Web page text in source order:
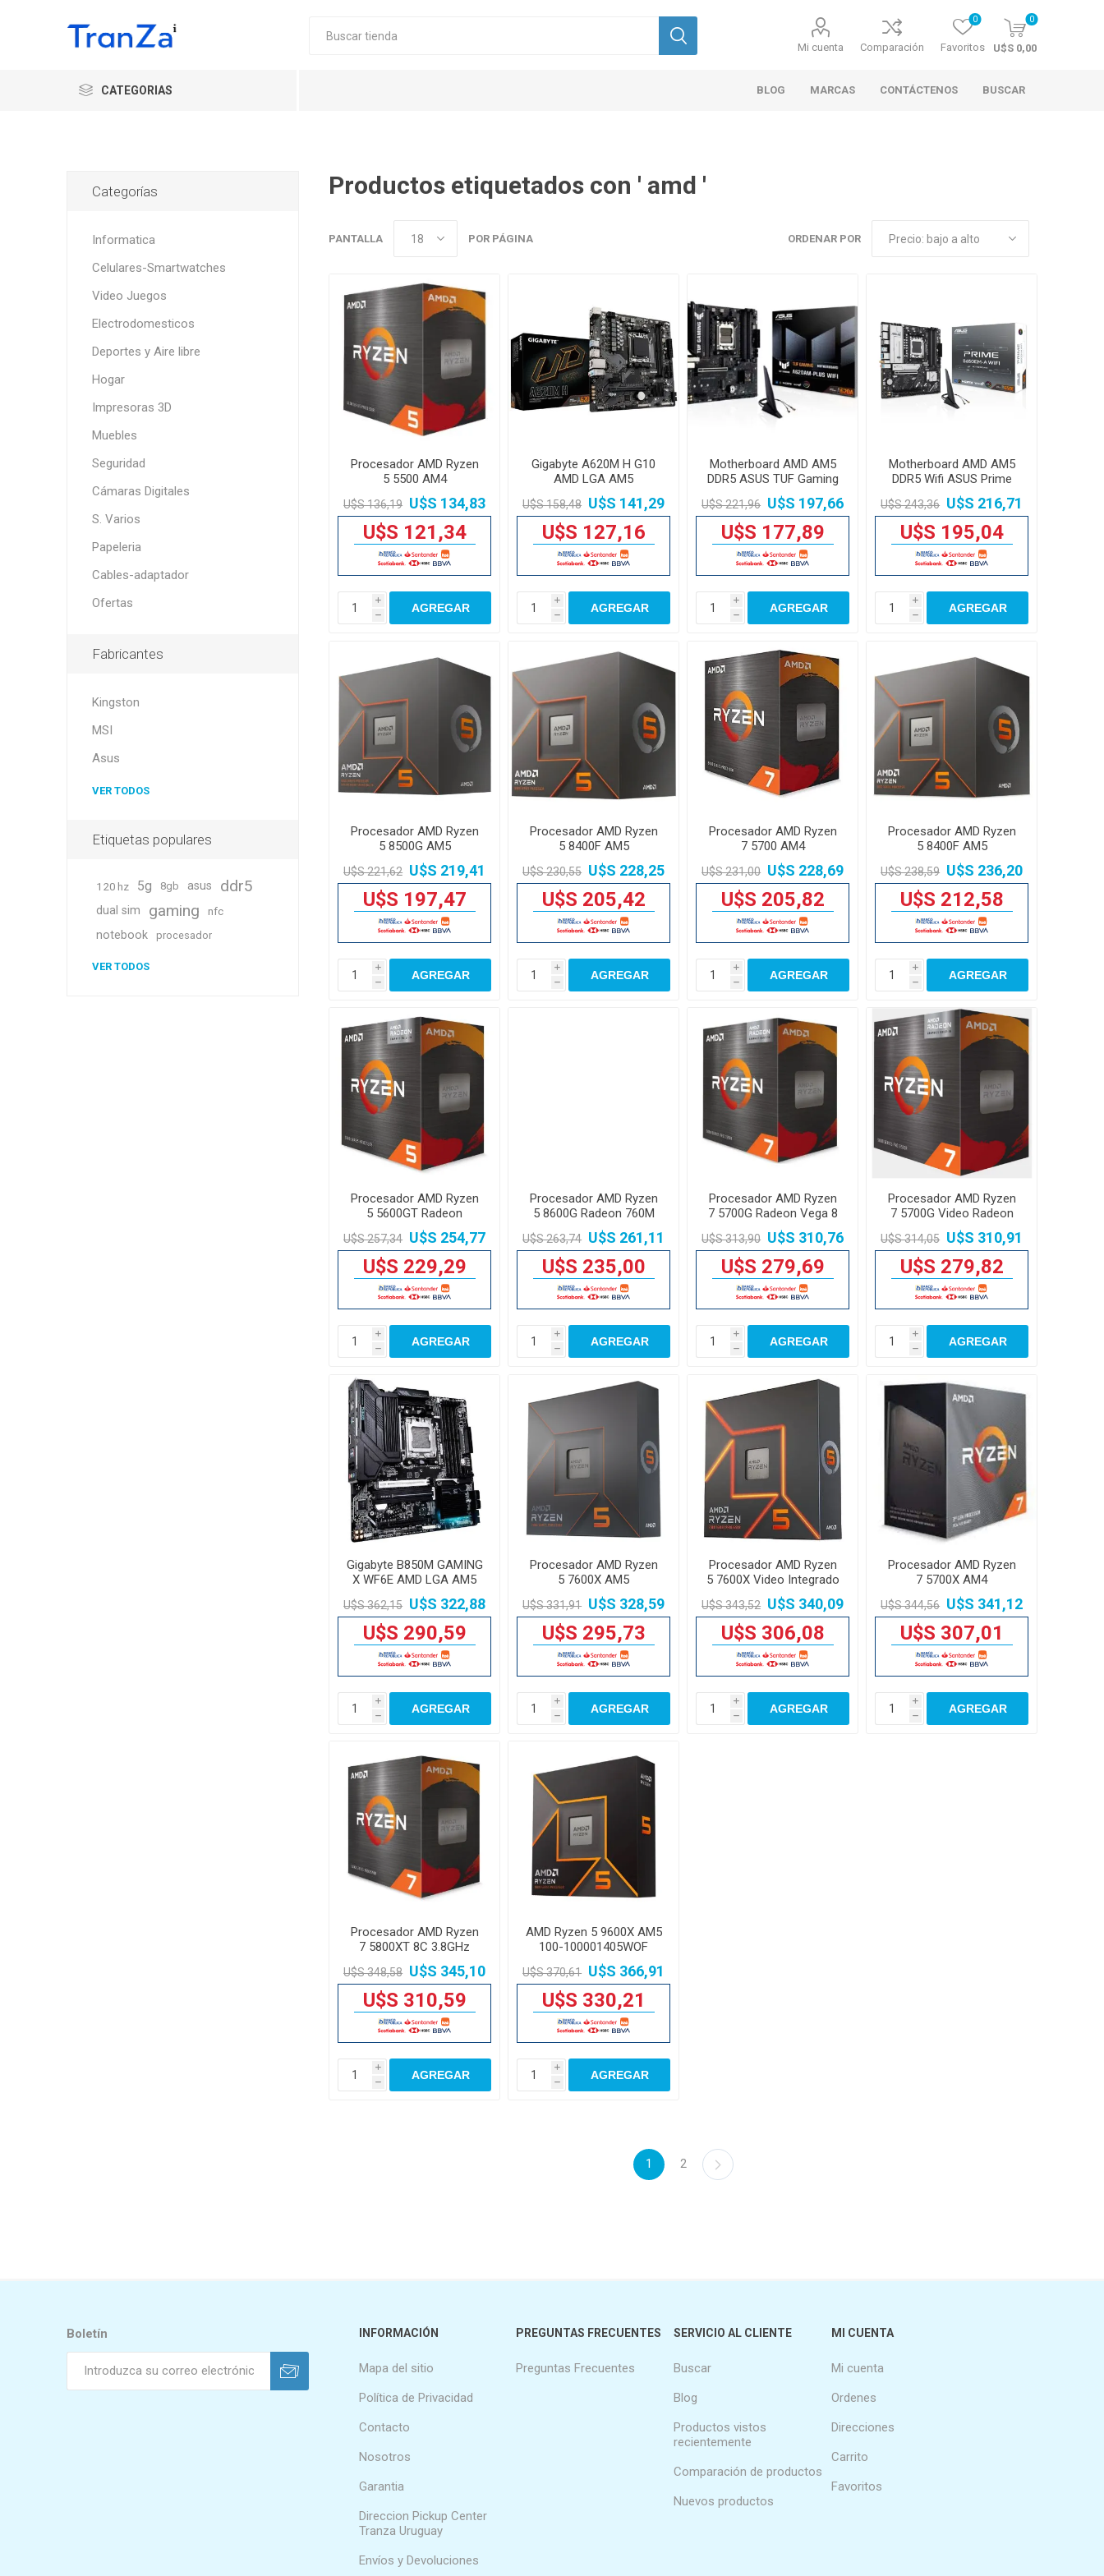
Mi cuenta Comparación Favoritos
0 0
U$S 0,00
CATEGORIAS BLOG MARCAS CONTÁCTENOS BUSCAR
Productos etiquetados con ' amd '
ORDENAR POR
PANTALLA POR PÁGINA
Procesador AMD Ryzen
5 5500 AM4
U$S 136,19 U$S 134,83
U$S 121,34
i
h
AGREGAR
Gigabyte A620M H G10
AMD LGA AM5
U$S 158,48 U$S 141,29
U$S 127,16
i
h
AGREGAR
Motherboard AMD AM5
DDR5 ASUS TUF Gaming
A620AM-Plus
U$S 221,96 U$S 197,66
U$S 177,89
i
h
AGREGAR
Motherboard AMD AM5
DDR5 Wifi ASUS Prime
B650EM-A
U$S 243,36 U$S 216,71
U$S 195,04
i
h
AGREGAR
Procesador AMD Ryzen
5 8500G AM5
U$S 221,62 U$S 219,41
U$S 197,47
i
h
AGREGAR
Procesador AMD Ryzen
5 8400F AM5
U$S 230,55 U$S 228,25
U$S 205,42
i
h
AGREGAR
Procesador AMD Ryzen
7 5700 AM4
U$S 231,00 U$S 228,69
U$S 205,82
i
h
AGREGAR
Procesador AMD Ryzen
5 8400F AM5
U$S 238,59 U$S 236,20
U$S 212,58
i
h
AGREGAR
Procesador AMD Ryzen
5 5600GT Radeon
Graphics AM4
U$S 257,34 U$S 254,77
U$S 229,29
i
h
AGREGAR
Procesador AMD Ryzen
5 8600G Radeon 760M
AM5
U$S 263,74 U$S 261,11
U$S 235,00
i
h
AGREGAR
Procesador AMD Ryzen
7 5700G Radeon Vega 8
AM4
U$S 313,90 U$S 310,76
U$S 279,69
i
h
AGREGAR
Procesador AMD Ryzen
7 5700G Video Radeon
Vega 8 AM4
U$S 314,05 U$S 310,91
U$S 279,82
i
h
AGREGAR
Gigabyte B850M GAMING
X WF6E AMD LGA AM5
U$S 362,15 U$S 322,88
U$S 290,59
i
h
AGREGAR
Procesador AMD Ryzen
5 7600X AM5
U$S 331,91 U$S 328,59
U$S 295,73
i
h
AGREGAR
Procesador AMD Ryzen
5 7600X Video Integrado
AM5
U$S 343,52 U$S 340,09
U$S 306,08
i
h
AGREGAR
Procesador AMD Ryzen
7 5700X AM4
U$S 344,56 U$S 341,12
U$S 307,01
i
h
AGREGAR
Procesador AMD Ryzen
7 5800XT 8C 3.8GHz
AM4
U$S 348,58 U$S 345,10
U$S 310,59
i
h
AGREGAR
AMD Ryzen 5 9600X AM5
100-100001405WOF
U$S 370,61 U$S 366,91
U$S 330,21
i
h
AGREGAR
1 2
Categorías
Informatica
Celulares-Smartwatches
Video Juegos
Electrodomesticos
Deportes y Aire libre
Hogar
Impresoras 3D
Muebles
Seguridad
Cámaras Digitales
S. Varios
Papeleria
Cables-adaptador
Ofertas
Fabricantes
Kingston
MSI
Asus
VER TODOS
Etiquetas populares
120 hz 5g 8gb asus ddr5
dual sim gaming nfc
notebook procesador
VER TODOS
Boletín INFORMACIÓN
Mapa del sitio
Política de Privacidad
Contacto
Nosotros
Garantia
Direccion Pickup Center
Tranza Uruguay
Envíos y Devoluciones
PREGUNTAS FRECUENTES
Preguntas Frecuentes
SERVICIO AL CLIENTE
Buscar
Blog
Productos vistos
recientemente
Comparación de productos
Nuevos productos
MI CUENTA
Mi cuenta
Ordenes
Direcciones
Carrito
Favoritos